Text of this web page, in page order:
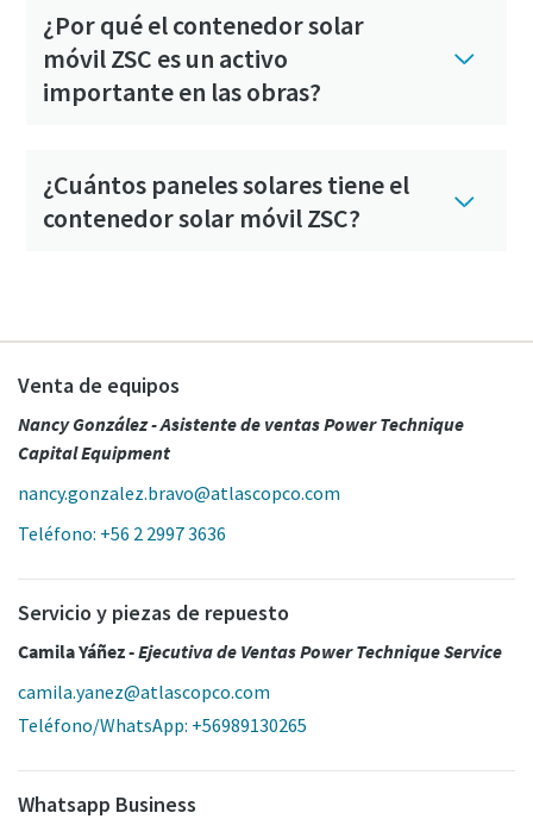
¿Por qué el contenedor solar
móvil ZSC es un activo
importante en las obras?
¿Cuántos paneles solares tiene el
contenedor solar móvil ZSC?
Venta de equipos
Nancy González - Asistente de ventas Power Technique
Capital Equipment
nancy.gonzalez.bravo@atlascopco.com
Teléfono: +56 2 2997 3636
Servicio y piezas de repuesto
Camila Yáñez -Ejecutiva de Ventas Power Technique Service
camila.yanez@atlascopco.com
Teléfono/WhatsApp: +56989130265
Whatsapp Business